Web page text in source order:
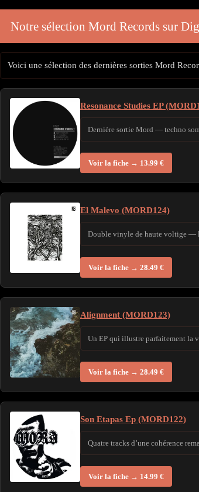
Notre sélection Mord Records sur
Voici une sélection des dernières sorties Mord
Resonance Studies EP
Dernière sortie Mord — techno
Voir la fiche → 13.99 €
El Malevo (MORD124)
Double vinyle de haute voltige —
Voir la fiche → 28.49 €
Alignment (MORD123)
Un EP qui illustre parfaitement la
Voir la fiche → 28.49 €
Son Etapas Ep (MORD122)
Quatre tracks d’une cohérence
Voir la fiche → 14.99 €